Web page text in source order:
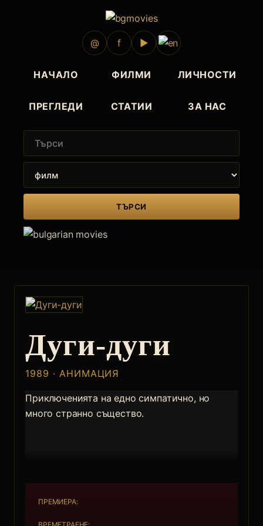
@ f ▶
НАЧАЛО ФИЛМИ ЛИЧНОСТИ
ПРЕГЛЕДИ СТАТИИ ЗА НАС
ТЪРСИ
Дуги-дуги
1989 · АНИМАЦИЯ
Приключенията на едно симпатично, но
много странно същество.
ПРЕМИЕРА: